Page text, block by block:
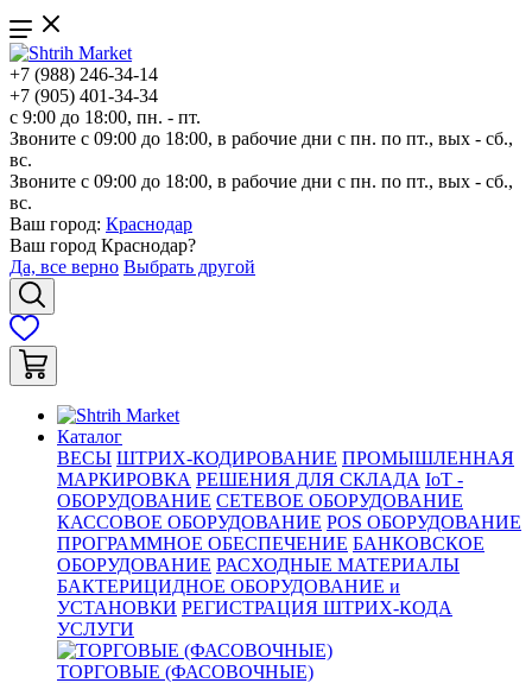
+7 (988) 246-34-14
+7 (905) 401-34-34
с 9:00 до 18:00, пн. - пт.
Звоните с 09:00 до 18:00, в рабочие дни с пн. по пт., вых - сб.,
вс.
Звоните с 09:00 до 18:00, в рабочие дни с пн. по пт., вых - сб.,
вс.
Ваш город: Краснодар
Ваш город Краснодар?
Да, все верно Выбрать другой
Каталог
ВЕСЫ ШТРИХ-КОДИРОВАНИЕ ПРОМЫШЛЕННАЯ
МАРКИРОВКА РЕШЕНИЯ ДЛЯ СКЛАДА IoT -
ОБОРУДОВАНИЕ СЕТЕВОЕ ОБОРУДОВАНИЕ
КАССОВОЕ ОБОРУДОВАНИЕ POS ОБОРУДОВАНИЕ
ПРОГРАММНОЕ ОБЕСПЕЧЕНИЕ БАНКОВСКОЕ
ОБОРУДОВАНИЕ РАСХОДНЫЕ МАТЕРИАЛЫ
БАКТЕРИЦИДНОЕ ОБОРУДОВАНИЕ и
УСТАНОВКИ РЕГИСТРАЦИЯ ШТРИХ-КОДА
УСЛУГИ
ТОРГОВЫЕ (ФАСОВОЧНЫЕ)